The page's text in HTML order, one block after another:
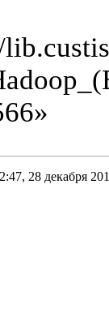
»
28 декабря